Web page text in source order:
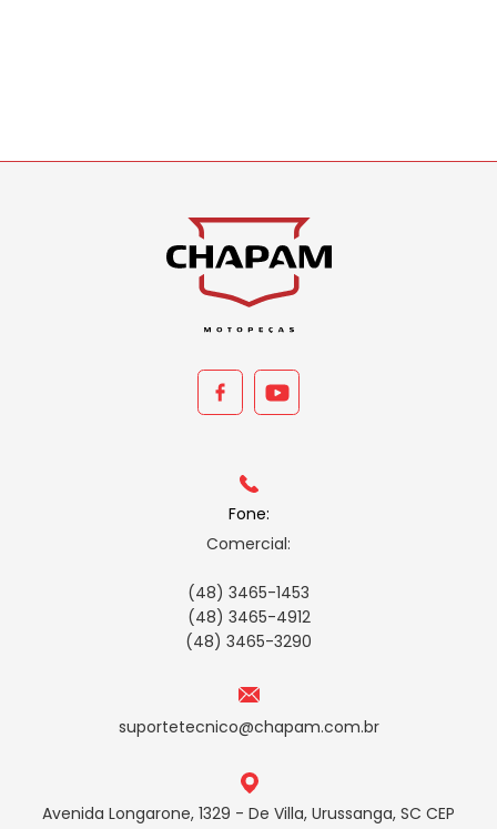
Fone:
Comercial:
(48) 3465-1453
(48) 3465-4912
(48) 3465-3290
suportetecnico@chapam.com.br
Avenida Longarone, 1329 - De Villa, Urussanga, SC CEP